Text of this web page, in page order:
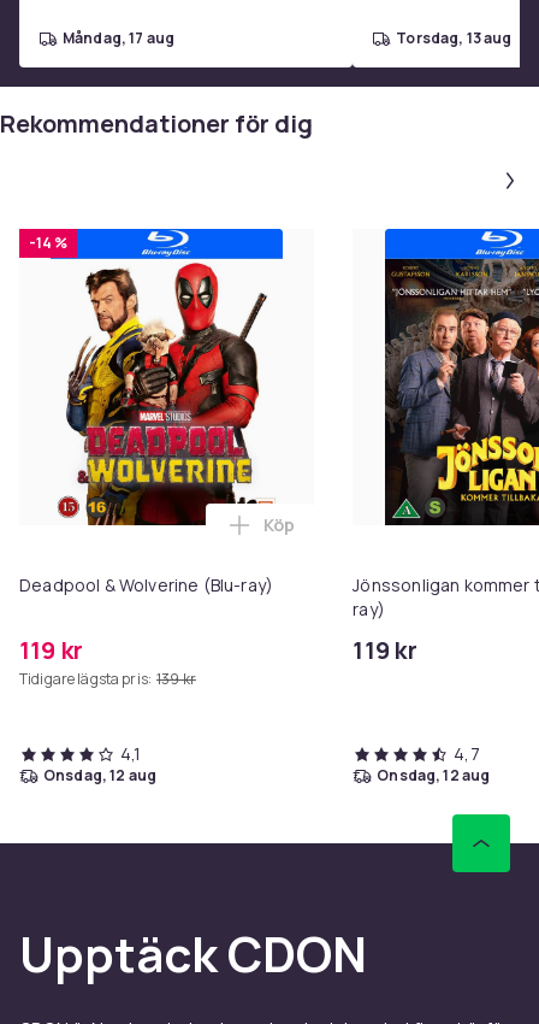
måndag, 17 aug torsdag, 13 aug
Rekommendationer för dig
-14 %
Deadpool & Wolverine (Blu-ray)
119 kr
Tidigare lägsta pris: 139 kr
Lägg till Deadpool & Wolverine
Köp
4,1
onsdag, 12 aug
Jönssonligan kommer
ray)
119 kr
4,7
onsdag, 12 aug
Upptäck CDON